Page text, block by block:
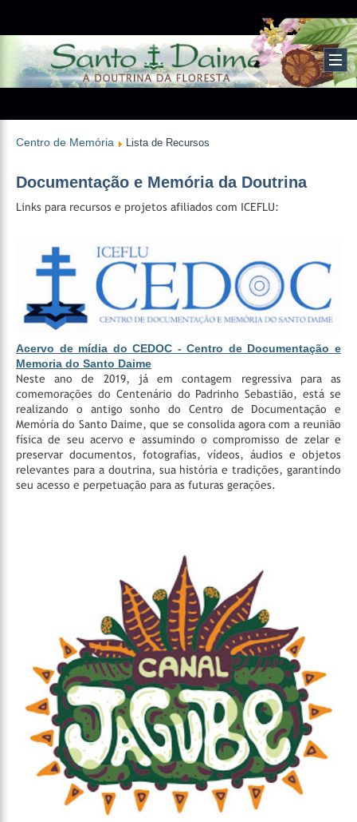
Centro de Memória Lista de Recursos
Documentação e Memória da Doutrina
Links para recursos e projetos afiliados com ICEFLU:
Acervo de mídia do CEDOC - Centro de Documentação e
Memoria do Santo Daime
Neste ano de 2019, já em contagem regressiva para as
comemorações do Centenário do Padrinho Sebastião, está se
realizando o antigo sonho do Centro de Documentação e
Memória do Santo Daime, que se consolida agora com a reunião
física de seu acervo e assumindo o compromisso de zelar e
preservar documentos, fotografias, vídeos, áudios e objetos
relevantes para a doutrina, sua história e tradições, garantindo
seu acesso e perpetuação para as futuras gerações.